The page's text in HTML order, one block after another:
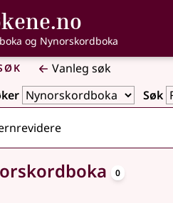
,
og Nynorskordboka
Vanleg søk
Søk
0